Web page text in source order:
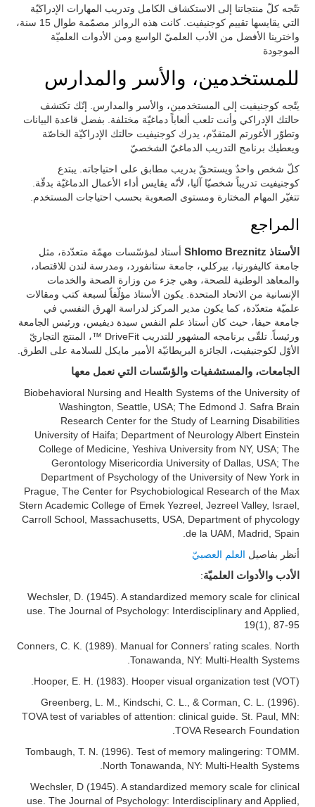
تتّجه كلّ منتجاتنا إلى الاستكشاف الكامل وتدريب المهارات الإدراكيّة
التي يقايسها تقييم كوجنيفيت. كانت هذه الروائز مصمّمة طوال 15 سنة،
واخترينا الأفضل من الأدب العلميّ الواسع ومن الأدوات العلميّة
الموجودة
للمستخدمين، والأسر والمدارس
يتّجه كوجنيفيت إلى المستخدمين، والأسر والمدارس. إنّك تكتشف
حالتك الإدراكي وأنت تلعب ألعاباً دماغيّة مختلفة. بفضل قاعدة البيانات
وتطوّر الأغورتم المتقدّم، يدرك كوجنيفيت حالتك الإدراكيّة الخاصّة
ويعطيك برنامج التدريب الدماغيّ الشخصيّ
كلّ شخص واحدٌ ويستحقّ بدريب مطابق على احتياجاته. يبتدع
كوجنيفيت تدريباً شخصيّا آليا، لأنّه يقايس أداء الأعمال الدماغيّة بدقّة.
تتغيّر المهام المختارة ومستوى الصعوبة بحسب احتياجات المستخدم.
المراجع
الأستاذ Shlomo Breznitz
أستاذ لمؤسّسات مهمّة متعدّدة، مثل
جامعة كاليفورنيا، بيركلي، جامعة ستانفورد، ومدرسة لندن للاقتصاد،
والمعاهد الوطنية للصحة، وهي جزء من وزارة الصحة والخدمات
الإنسانية من الاتحاد المتحدة. يكون الأستاذ مؤلّفاً لسبعة كتب ومقالات
علميّة متعدّدة، كما يكون مدير المركز لدراسة الهرق النفسي في
جامعة حيفا، حيث كان أستاذ علم النفس سيدة ديفيس، ورئيس الجامعة
ورئيساً. تلقّى برنامجه المشهور للتدريب DriveFit ™، المنتج التجاريّ
الأوّل لكوجنيفيت، الجائزة البريطانيّة الأمير مايكل للسلامة على الطرق.
الجامعات، والمستشفيات والؤسّسات التي نعمل معها
Biobehavioral Nursing and Health Systems of the University of
Washington, Seattle, USA; The Edmond J. Safra Brain
Research Center for the Study of Learning Disabilities
University of Haifa; Department of Neurology Albert Einstein
College of Medicine, Yeshiva University from NY, USA; The
Gerontology Misericordia University of Dallas, USA; The
Department of Psychology of the University of New York in
Prague, The Center for Psychobiological Research of the Max
Stern Academic College of Emek Yezreel, Jezreel Valley, Israel,
Carroll School, Massachusetts, USA, Department of phycology
de la UAM, Madrid, Spain.
أنظر بفاصيل العلم العصبيّ
الأدب والأدوات العلميّة:
Wechsler, D. (1945). A standardized memory scale for clinical
use. The Journal of Psychology: Interdisciplinary and Applied,
19(1), 87-95
Conners, C. K. (1989). Manual for Conners’ rating scales. North
Tonawanda, NY: Multi-Health Systems.
Hooper, E. H. (1983). Hooper visual organization test (VOT).
Greenberg, L. M., Kindschi, C. L., & Corman, C. L. (1996).
TOVA test of variables of attention: clinical guide. St. Paul, MN:
TOVA Research Foundation.
Tombaugh, T. N. (1996). Test of memory malingering: TOMM.
North Tonawanda, NY: Multi-Health Systems.
Wechsler, D (1945). A standardized memory scale for clinical
use. The Journal of Psychology: Interdisciplinary and Applied,